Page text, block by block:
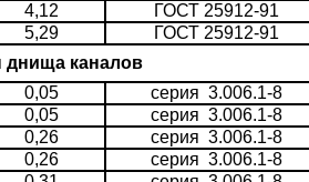
4,12 ГОСТ 25912-91
5,29 ГОСТ 25912-91
днища каналов
0,05 серия 3.006.1-8
0,05 серия 3.006.1-8
0,26 серия 3.006.1-8
0,26 серия 3.006.1-8